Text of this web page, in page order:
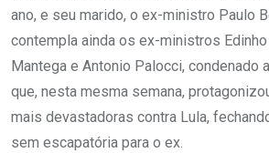
ano, e seu marido, o ex-ministro Paulo
contempla ainda os ex-ministros Edinho
Mantega e Antonio Palocci, condenado
que, nesta mesma semana,
mais devastadoras contra Lula,
sem escapatória para o ex.